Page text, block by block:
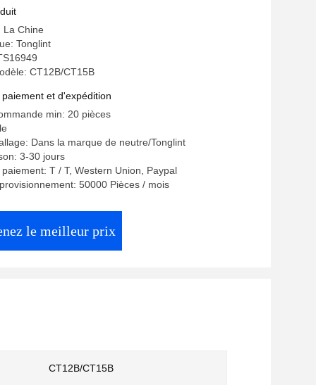
La Chine
Tonglint
CT12B/CT15B
et d'expédition
min: 20 pièces
Dans la marque de neutre/Tonglint
3-30 jours
T / T, Western Union, Paypal
50000 Pièces / mois
le meilleur prix
CT12B/CT15B